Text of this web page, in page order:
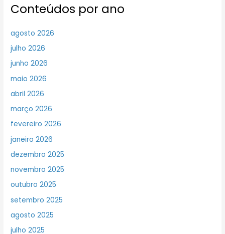
Conteúdos por ano
agosto 2026
julho 2026
junho 2026
maio 2026
abril 2026
março 2026
fevereiro 2026
janeiro 2026
dezembro 2025
novembro 2025
outubro 2025
setembro 2025
agosto 2025
julho 2025